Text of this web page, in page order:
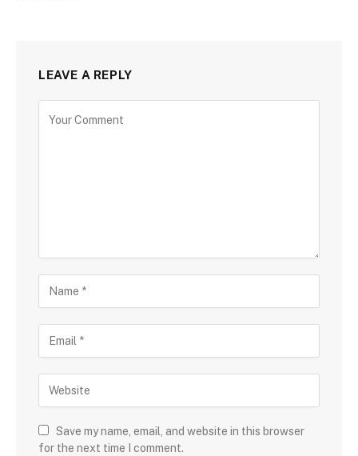
LEAVE A REPLY
Save my name, email, and website in this browser
for the next time I comment.